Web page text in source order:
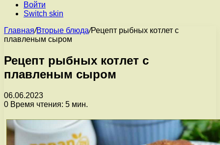
Войти
Switch skin
Главная/Вторые блюда/Рецепт рыбных котлет с
плавленым сыром
Рецепт рыбных котлет с
плавленым сыром
06.06.2023
0 Время чтения: 5 мин.